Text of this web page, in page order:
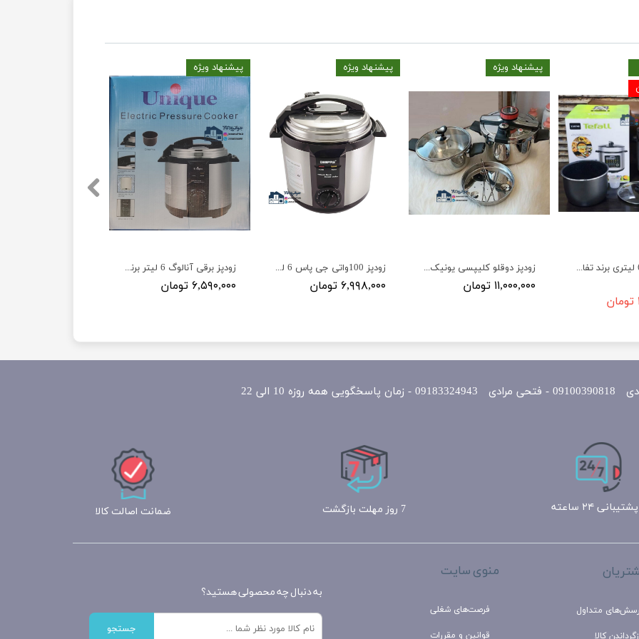
زودپز برقی آنالوگ 6 لیتر برند یونیک مدل Unique sl-208
۶,۵۹۰,۰۰۰ تومان
پیشنهاد ویژه
زودپز 100واتی جی پاس 6 لیتری مدل Geepas GPC307
۶,۹۹۸,۰۰۰ تومان
پیشنهاد ویژه
زودپز دوقلو کلیپسی یونیک آلمان 5+7 لیتر مدل Unique 7+5
۱۱,۰۰۰,۰۰۰ تومان
پیشنهاد ویژه
زودپز برقی 6 لیتری برند تفال 2200 واتی مدل TEFALL Y.K0740 6L
پشتیبانی ۲۴ ساعته 7 روز مهلت بازگشت ضمانت اصالت کالا
متداول
کالا
منوی سایت
فرصت‌های شغلی
قوانین و مقررات
به دنبال چه محصولی هستید؟
جستجو
10 الی 22